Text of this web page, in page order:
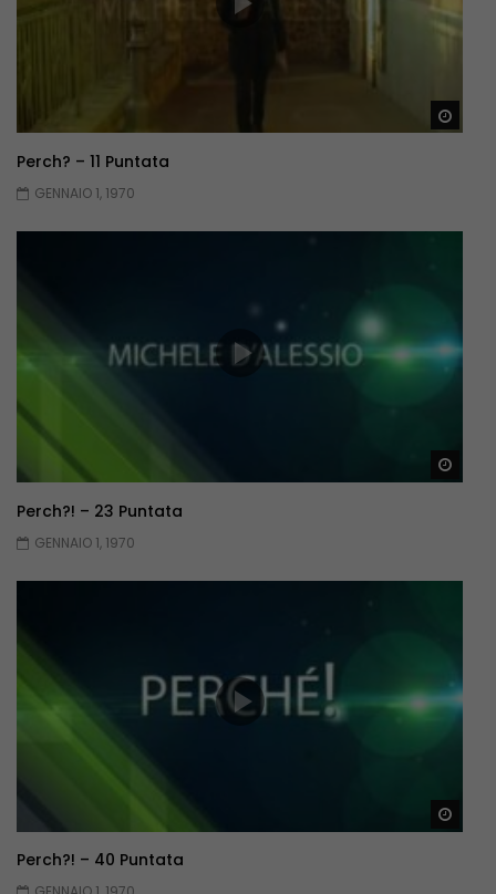
Perch? – 11 Puntata
GENNAIO 1, 1970
Perch?! – 23 Puntata
GENNAIO 1, 1970
Perch?! – 40 Puntata